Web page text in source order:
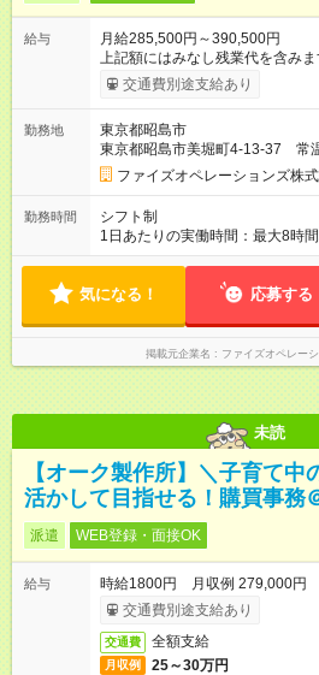
給与
月給285,500円～390,500円
上記額にはみなし残業代を含み
ます。 みなし残業代 44,000円
間 25時間／月 ・能力や経験など
す。 ・超過分は全額支給します
を行っており、まだまだ規模拡大を進
間】試用期間あり 試用期間の長
採用時と同じです。
交通費別途支給あり
勤務地
東京都昭島市
東京都昭島市美堀町4-13-37 常
ファイズオペレーションズ株
勤務時間
シフト制
1日あたりの実働時間：最大8時
勤 8:00～19:00 夜勤 19:00～翌6:00 ※日勤/夜勤混
お伺いしております ご家庭の事
気になる！ 応募する
掲載元企業名 ファイズオペレー
未読
【オーク製作所】＼子育て
活かして目指せる！購買事務
派遣 WEB登録・面接OK
給与
時給1800円 月収例 279,000円
交通費別途支給あり
交通費 全額支給
月収例 25～30万円